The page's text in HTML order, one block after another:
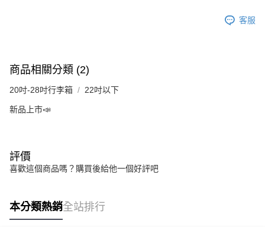
用戶於交易時，得透過本服務購買商品或服務，並由商店將買賣／分期付款
由本公司與您本人進行分期帳單所需資料之確認、核對及更正。
3.完整用戶服務條款，請詳閱以下連結：
客服
商品相關分類 (2)
20吋-28吋行李箱 22吋以下
新品上市📣
評價
喜歡這個商品嗎？購買後給他一個好評吧
本分類熱銷全站排行